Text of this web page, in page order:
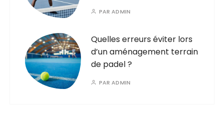
PARADMIN
Quelles erreurs éviter lors
d’un aménagement terrain
de padel ?
PARADMIN